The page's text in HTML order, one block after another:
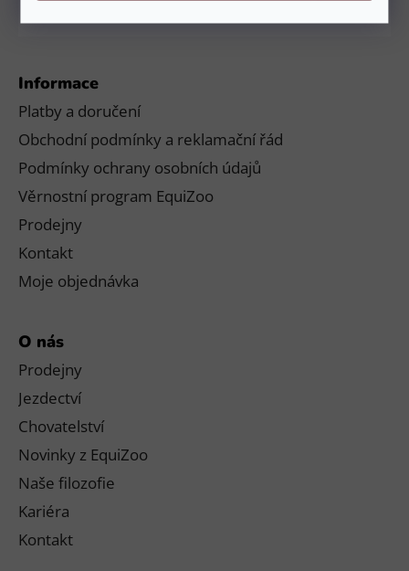
Informace
Platby a doručení
Obchodní podmínky a reklamační řád
Podmínky ochrany osobních údajů
Věrnostní program EquiZoo
Prodejny
Kontakt
Moje objednávka
O nás
Prodejny
Jezdectví
Chovatelství
Novinky z EquiZoo
Naše filozofie
Kariéra
Kontakt